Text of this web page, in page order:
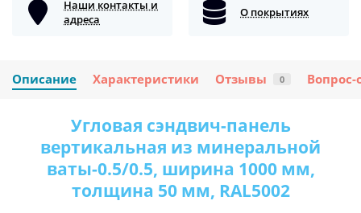
Наши контакты и
адреса
О покрытиях
Описание Характеристики Отзывы 0 Вопрос-
Угловая сэндвич-панель
вертикальная из минеральной
ваты-0.5/0.5, ширина 1000 мм,
толщина 50 мм, RAL5002